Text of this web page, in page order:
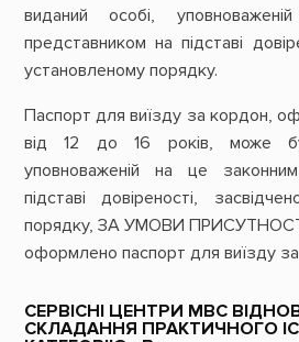
виданий особі,
представником на підставі
установленому порядку.
Паспорт для виїзду за кордон,
від 12 до 16 років, може
уповноваженій на це
підставі довіреності,
порядку, ЗА УМОВИ
оформлено паспорт для виїзду
СЕРВІСНІ ЦЕНТРИ МВС
СКЛАДАННЯ ПРАКТИЧНОГО